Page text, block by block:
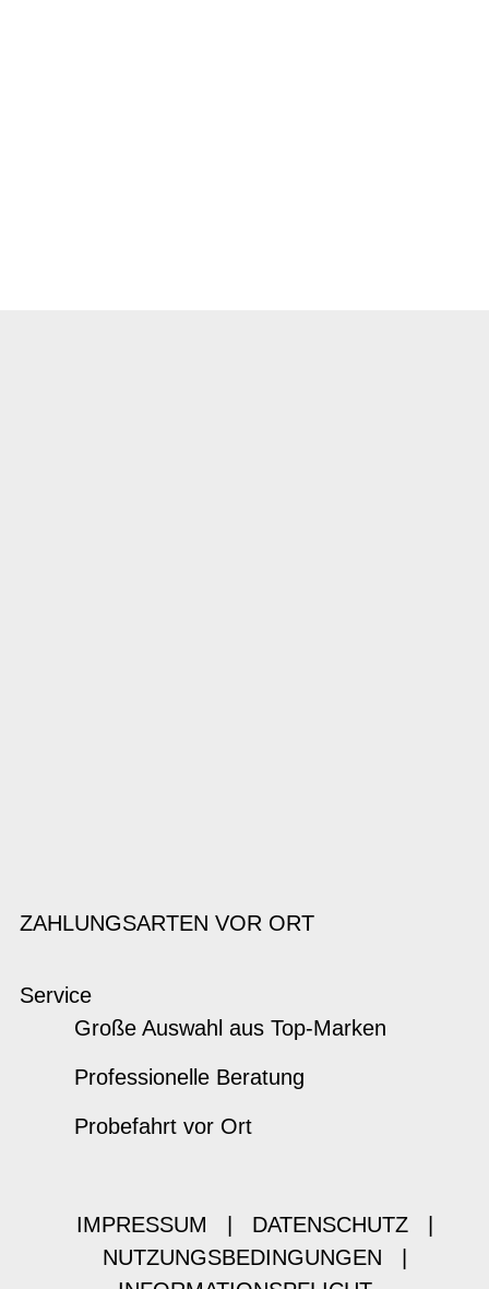
ZAHLUNGSARTEN VOR ORT
Service
Große Auswahl aus Top-Marken
Professionelle Beratung
Probefahrt vor Ort
IMPRESSUM DATENSCHUTZ
NUTZUNGSBEDINGUNGEN